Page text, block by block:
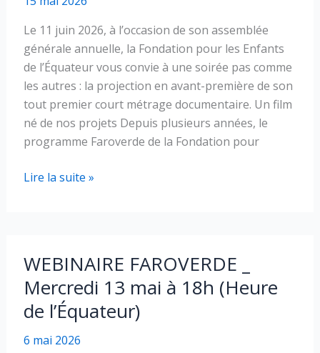
notre
AGA
Le 11 juin 2026, à l’occasion de son assemblée
générale annuelle, la Fondation pour les Enfants
de l’Équateur vous convie à une soirée pas comme
les autres : la projection en avant-première de son
tout premier court métrage documentaire. Un film
né de nos projets Depuis plusieurs années, le
programme Faroverde de la Fondation pour
Avant-
Au
cœur
Andes,
Lire la suite »
WEBINAIRE FAROVERDE _
Mercredi 13 mai à 18h (Heure
de l’Équateur)
6 mai 2026